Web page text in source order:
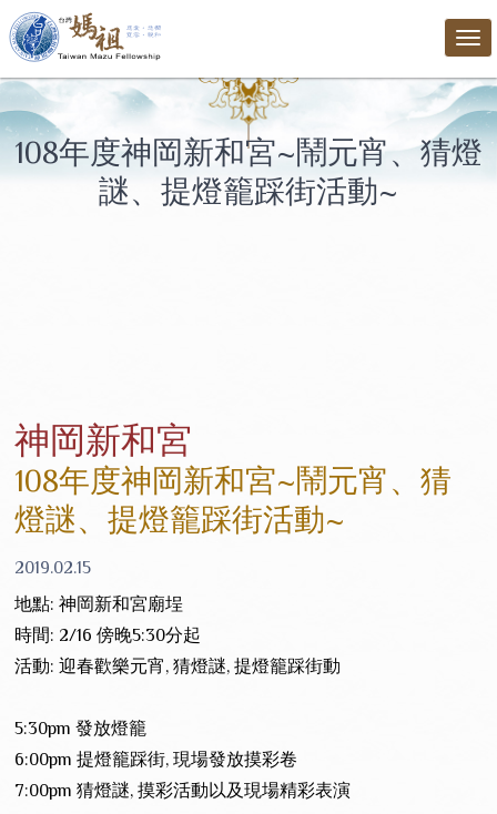
108年度神岡新和宮~鬧元宵、猜燈
謎、提燈籠踩街活動~
神岡新和宮
108年度神岡新和宮~鬧元宵、猜
燈謎、提燈籠踩街活動~
2019.02.15
地點: 神岡新和宮廟埕
時間: 2/16 傍晚5:30分起
活動: 迎春歡樂元宵, 猜燈謎, 提燈籠踩街動
5:30pm 發放燈籠
6:00pm 提燈籠踩街, 現場發放摸彩卷
7:00pm 猜燈謎, 摸彩活動以及現場精彩表演